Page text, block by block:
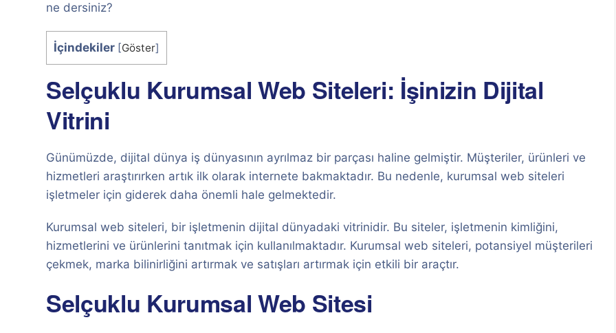
ne dersiniz?
İçindekiler [Göster]
Selçuklu Kurumsal Web Siteleri: İşinizin Dijital
Vitrini
Günümüzde, dijital dünya iş dünyasının ayrılmaz bir parçası haline gelmiştir. Müşteriler, ürünleri ve
hizmetleri araştırırken artık ilk olarak internete bakmaktadır. Bu nedenle, kurumsal web siteleri
işletmeler için giderek daha önemli hale gelmektedir.
Kurumsal web siteleri, bir işletmenin dijital dünyadaki vitrinidir. Bu siteler, işletmenin kimliğini,
hizmetlerini ve ürünlerini tanıtmak için kullanılmaktadır. Kurumsal web siteleri, potansiyel müşterileri
çekmek, marka bilinirliğini artırmak ve satışları artırmak için etkili bir araçtır.
Selçuklu Kurumsal Web Sitesi